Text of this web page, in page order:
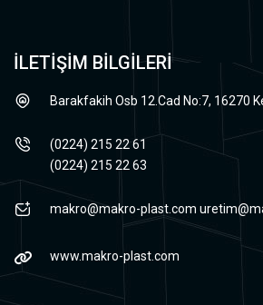
İLETİŞİM BİLGİLERİ
Barakfakih Osb 12.Cad No:7, 16270
(0224) 215 22 61
(0224) 215 22 63
makro@makro-plast.com
www.makro-plast.com